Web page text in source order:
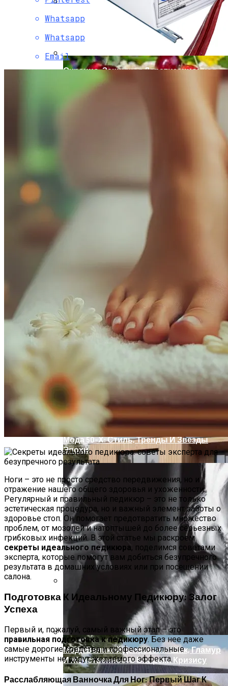
Северной Стороны Участка
Оценка Будущих Расходов На
Обслуживание Вашего Дома
Дом С Минимальными Инженерными
Трассами Для Комфорта И Удобства
Мода Для Бизнес-Леди: Как Совмещать
Стиль И Предпринимательство
Летние Десерты: Рецепт Торта-
Мороженого В Стиле Пломбир
Мода 50-Х: Стиль, Тренды И Звезды
Эпохи
Мода Великой Депрессии: Шик, Гламур
И Женственность Вопреки Кризису
Охранно-Защитная Дератизационная
Система (ОЗДС)
Whatsapp
Whatsapp
Email
Ноги – это не просто средство передвижения, но и
отражение нашего общего здоровья и ухоженности.
Регулярный и правильный педикюр – это не только
эстетическая процедура, но и важный элемент заботы о
здоровье стоп. Он помогает предотвратить множество
проблем, от мозолей и натоптышей до более серьезных
грибковых инфекций. В этой статье мы раскроем
секреты идеального педикюра, поделимся советами
эксперта, которые помогут вам добиться безупречного
результата в домашних условиях или при посещении
салона.
Подготовка К Идеальному Педикюру: Залог
Успеха
Первый и, пожалуй, самый важный этап – это
правильная подготовка к педикюру. Без нее даже
самые дорогие средства и профессиональные
инструменты не дадут желаемого эффекта.
Расслабляющая Ванночка Для Ног: Первый Шаг К